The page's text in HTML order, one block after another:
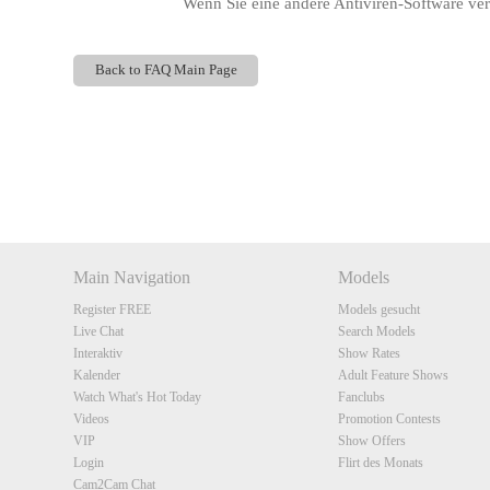
Back to FAQ Main Page
Main Navigation
Register FREE
Live Chat
Interaktiv
Kalender
Watch What's Hot Today
Videos
VIP
Login
Cam2Cam Chat
Models
Models gesucht
Search Models
Show Rates
Adult Feature Shows
Fanclubs
Promotion Contests
Show Offers
Flirt des Monats